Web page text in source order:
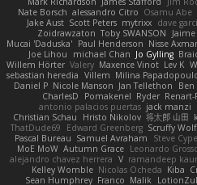
Nate Borsch alessandro Citro Osamu Abe
Jake Aust Scott Peters mytrixx dave
Zoidrawzaton Toby SWANSON Jaime
Mucai 'Daduska' Paul Henderson Nisse
Joe Lihou
michael Chan Jo Gylling
Willem Hörter Valery Maxence Vinot Lev K
sebastian heredia Villem Milina
Daniel P Nicole Manson Jan Tellethon Ben
CharlesD
Pomakenel Ryder
antonio palacios puertas jack manzi
Christian Schau
Hristo Nikolov 将太郎 山田
ThatDude69
Edward Greenberg Scruffy Wolf
Pascal Bureau Samuel Avraham Steve
MoE MoW Autumn Grace Leonardo
alejandro chavez herrera V ramandeep kaur
Kelley Womble Nicolas Ocheda Kiba
Sean Humphrey Franco Malik